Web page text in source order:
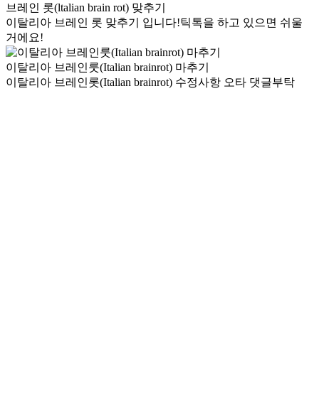
브레인 롯(ltalian brain rot) 맞추기
이탈리아 브레인 롯 맞추기 입니다!틱톡을 하고 있으면 쉬울
거에요!
이탈리아 브레인룻(Italian brainrot) 마추기
이탈리아 브레인롯(Italian brainrot) 수정사항 오타 댓글부탁